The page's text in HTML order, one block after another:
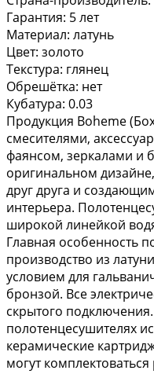
Гарантия: 5 лет
Материал: латунь
Цвет: золото
Текстура: глянец
Обрешётка: нет
Кубатура: 0.03
Продукция Boheme
смесителями,
фаянсом, зеркалами и
оригинальном
друг друга и
интерьера.
широкой линейкой
Главная особенность
производство из
условием для
бронзой. Все
скрытого
полотенцесушителях
керамические
могут